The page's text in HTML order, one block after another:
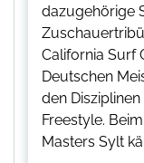
dazugehörige
California Surf
Deutschen
den
Freestyle.
Masters Sylt